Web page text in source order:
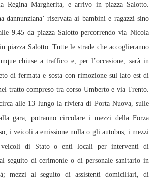
Regina Margherita, e arrivo in piazza Salotto.
dannunziana’ riservata ai bambini e ragazzi sino
9.45 da piazza Salotto percorrendo via Nicola
piazza Salotto. Tutte le strade che accoglieranno
chiuse a traffico e, per l’occasione, sarà in
di fermata e sosta con rimozione sul lato est di
tratto compreso tra corso Umberto e via Trento.
alle 13 lungo la riviera di Porta Nuova, sulle
gara, potranno circolare i mezzi della Forza
i veicoli a emissione nulla o gli autobus; i mezzi
di Stato o enti locali per interventi di
seguito di cerimonie o di personale sanitario in
mezzi al seguito di assistenti domiciliari, di